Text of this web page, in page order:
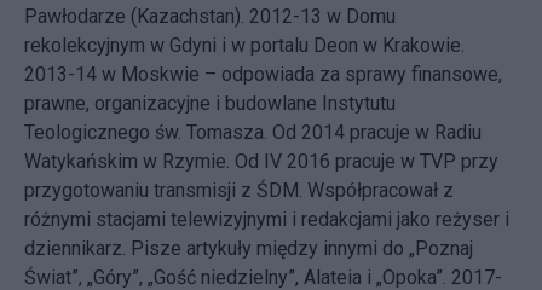
Pawłodarze (Kazachstan). 2012-13 w Domu
rekolekcyjnym w Gdyni i w portalu Deon w Krakowie.
2013-14 w Moskwie – odpowiada za sprawy finansowe,
prawne, organizacyjne i budowlane Instytutu
Teologicznego św. Tomasza. Od 2014 pracuje w Radiu
Watykańskim w Rzymie. Od IV 2016 pracuje w TVP przy
przygotowaniu transmisji z ŚDM. Współpracował z
różnymi stacjami telewizyjnymi i redakcjami jako reżyser i
dziennikarz. Pisze artykuły między innymi do „Poznaj
Świat”, „Góry”, „Gość niedzielny”, Alateia i „Opoka”. 2017-